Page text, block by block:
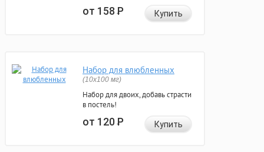
от 158Р Купить
Набор для влюбленных
(10х100 мг)
Набор для двоих, добавь страсти
в постель!
от 120Р Купить